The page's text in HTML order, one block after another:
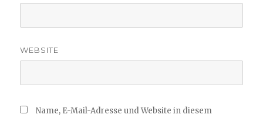
WEBSITE
Name, E-Mail-Adresse und Website in diesem